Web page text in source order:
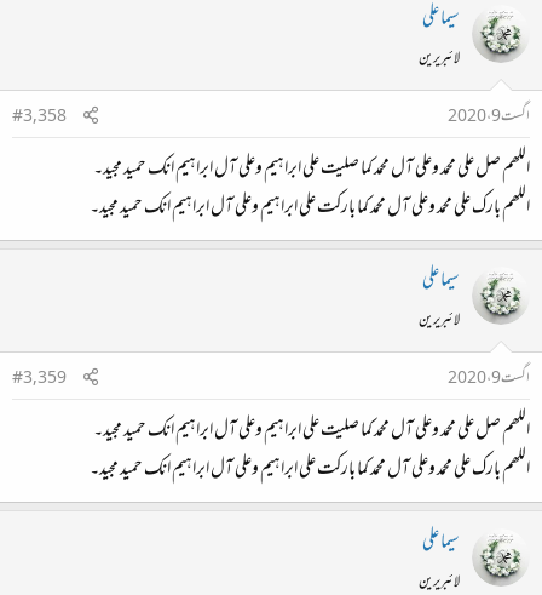
سیما علی
لائبریرین
اگست 9، 2020
#3,358
اللھم صل علی محمد وعلی آل محمد کما صلیت علی ابراہیم وعلی آل ابراہیم انک حمید مجید۔
اللھم بارک علی محمد وعلی آل محمد کما بارکت علی ابراہیم وعلی آل ابراہیم انک حمید مجید۔
سیما علی
لائبریرین
اگست 9، 2020
#3,359
اللھم صل علی محمد وعلی آل محمد کما صلیت علی ابراہیم وعلی آل ابراہیم انک حمید مجید۔
اللھم بارک علی محمد وعلی آل محمد کما بارکت علی ابراہیم وعلی آل ابراہیم انک حمید مجید۔
سیما علی
لائبریرین